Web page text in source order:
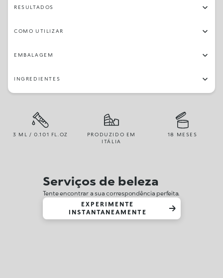
RESULTADOS
COMO UTILIZAR
EMBALAGEM
INGREDIENTES
3 ML / 0.101 FL.OZ
PRODUZIDO EM
ITÁLIA
18 MESES
Serviços de beleza
Tente encontrar a sua correspondência perfeita.
EXPERIMENTE
INSTANTANEAMENTE